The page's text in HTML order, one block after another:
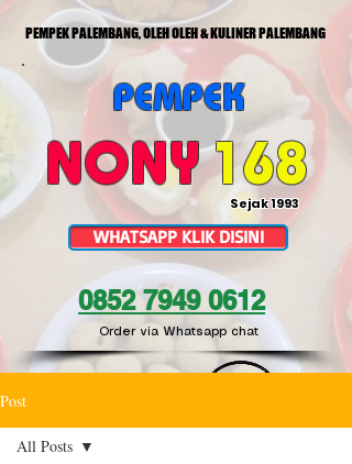
PEMPEK PALEMBANG, OLEH OLEH & KULINER PALEMBANG
PEMPEK
Sejak 1993
NONY168
WHATSAPP KLIK DISINI
0852 7949 0612
Order via Whatsapp chat
Post
All Posts